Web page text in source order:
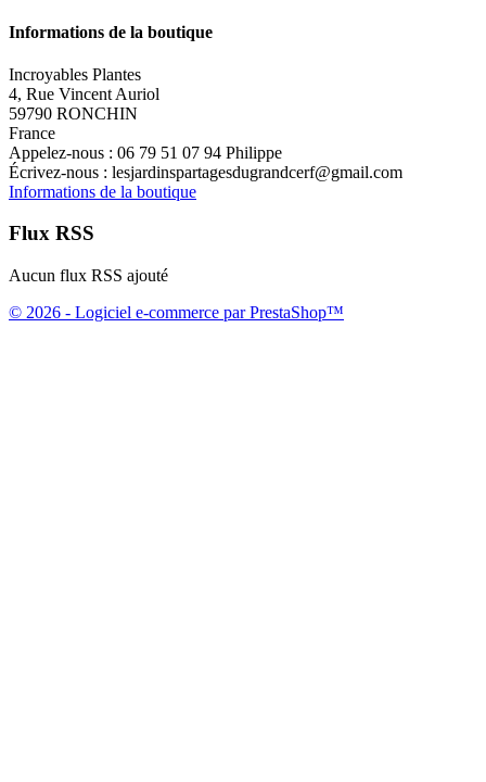
Informations de la boutique
Incroyables Plantes
4, Rue Vincent Auriol
59790 RONCHIN
France
Appelez-nous : 06 79 51 07 94 Philippe
Écrivez-nous : lesjardinspartagesdugrandcerf@gmail.com
Informations de la boutique
Flux RSS
Aucun flux RSS ajouté
© 2026 - Logiciel e-commerce par PrestaShop™